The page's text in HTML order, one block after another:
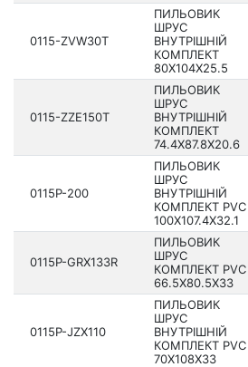
0115-ZVW30T
ПИЛЬОВИК
ШРУС
ВНУТРІШНІЙ
КОМПЛЕКТ
80X104X25.5
0115-ZZE150T
ПИЛЬОВИК
ШРУС
ВНУТРІШНІЙ
КОМПЛЕКТ
74.4X87.8X20.6
0115P-200
ПИЛЬОВИК
ШРУС
ВНУТРІШНІЙ
КОМПЛЕКТ PVC
100X107.4X32.1
0115P-GRX133R
ПИЛЬОВИК
ШРУС
КОМПЛЕКТ PVC
66.5X80.5X33
0115P-JZX110
ПИЛЬОВИК
ШРУС
ВНУТРІШНІЙ
КОМПЛЕКТ PVC
70X108X33